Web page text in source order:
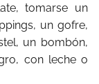
tomarse un
un gofre,
un bombón,
con leche o